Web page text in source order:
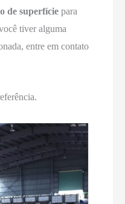
de superfície para
tiver alguma
entre em contato